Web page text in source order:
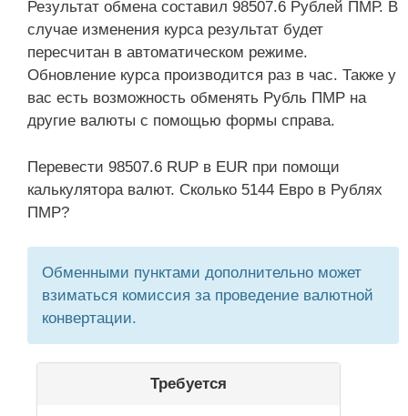
Результат обмена составил 98507.6 Рублей ПМР. В
случае изменения курса результат будет
пересчитан в автоматическом режиме.
Обновление курса производится раз в час. Также у
вас есть возможность обменять Рубль ПМР на
другие валюты с помощью формы справа.
Перевести 98507.6 RUP в EUR при помощи
калькулятора валют. Сколько 5144 Евро в Рублях
ПМР?
Обменными пунктами дополнительно может
взиматься комиссия за проведение валютной
конвертации.
Требуется